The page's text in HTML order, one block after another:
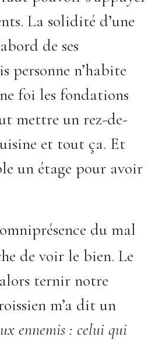
La solidité d’une
de ses
personne n’habite
foi les fondations
mettre un rez-de-
et tout ça. Et
un étage pour avoir
du mal
de voir le bien. Le
ternir notre
m’a dit un
ennemis : celui qui